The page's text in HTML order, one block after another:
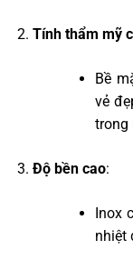
Tính thẩm mỹ
Bề
vẻ
trong
Độ bền cao:
Inox
nhiệt